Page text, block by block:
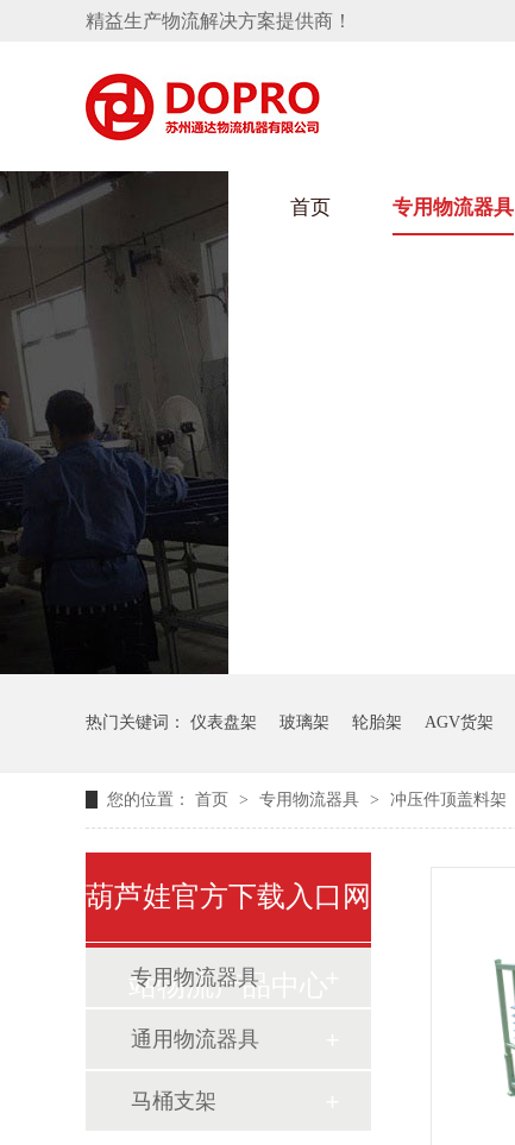
精益生产物流解决方案提供商！
首页 专用物流器具
HULUWAIN葫芦娃下载最污架
变速箱托盘 保险杠料架
轮胎架
冲压件料架
转向机料架
消声器料架
悬挂料架
气瓶料架
隐藏式马桶水箱支架
卫浴行业
热门关键词： 仪表盘架 玻璃架 轮胎架 AGV货架
您的位置： 首页 > 专用物流器具 > 冲压件顶盖料架
葫芦娃官方下载入口网
站物流产品中心
专用物流器具
通用物流器具
马桶支架